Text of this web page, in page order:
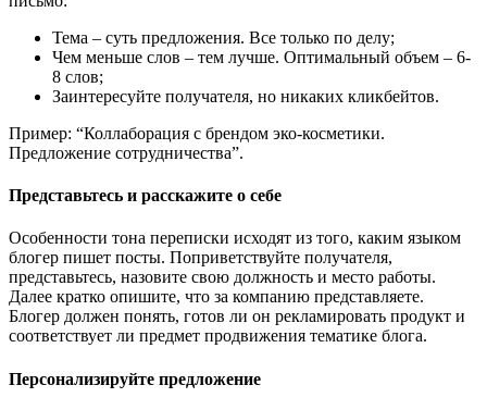
Тема – суть предложения. Все только по делу;
Чем меньше слов – тем лучше. Оптимальный объем – 6-
8 слов;
Заинтересуйте получателя, но никаких кликбейтов.
Пример: “Коллаборация с брендом эко-косметики.
Предложение сотрудничества”.
Представьтесь и расскажите о себе
Особенности тона переписки исходят из того, каким языком
блогер пишет посты. Поприветствуйте получателя,
представьтесь, назовите свою должность и место работы.
Далее кратко опишите, что за компанию представляете.
Блогер должен понять, готов ли он рекламировать продукт и
соответствует ли предмет продвижения тематике блога.
Персонализируйте предложение